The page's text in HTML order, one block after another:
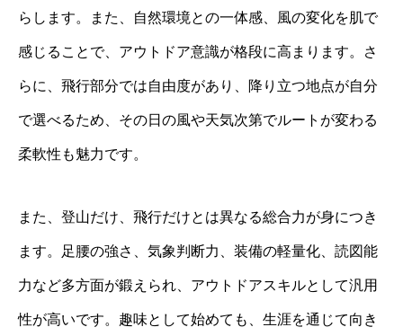
らします。また、自然環境との一体感、風の変化を肌で
感じることで、アウトドア意識が格段に高まります。さ
らに、飛行部分では自由度があり、降り立つ地点が自分
で選べるため、その日の風や天気次第でルートが変わる
柔軟性も魅力です。
また、登山だけ、飛行だけとは異なる総合力が身につき
ます。足腰の強さ、気象判断力、装備の軽量化、読図能
力など多方面が鍛えられ、アウトドアスキルとして汎用
性が高いです。趣味として始めても、生涯を通じて向き